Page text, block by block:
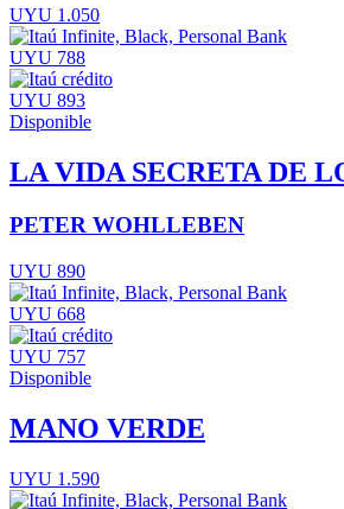
UYU 1.050
UYU 788
UYU 893
Disponible
LA VIDA SECRETA DE
PETER WOHLLEBEN
UYU 890
UYU 668
UYU 757
Disponible
MANO VERDE
UYU 1.590